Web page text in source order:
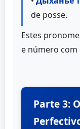
de posse.
Estes
e número
Parte 3: